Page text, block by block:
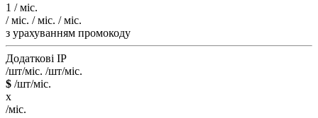
1 / міс.
/ міс. / міс. / міс.
з урахуванням промокоду
Додаткові IP
/шт/міс. /шт/міс.
$ /шт/міс.
x
/міс.